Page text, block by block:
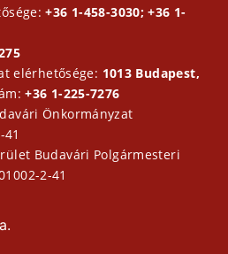
+36 1-458-3030; +36 1-
elérhetősége: 1013 Budapest,
+36 1-225-7276
Önkormányzat
Budavári Polgármesteri
2-41